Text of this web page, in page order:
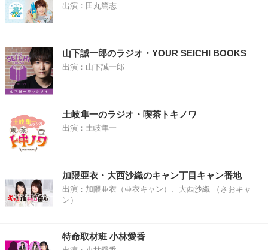
出演：田丸篤志
山下誠一郎のラジオ・YOUR SEICHI BOOKS
出演：山下誠一郎
土岐隼一のラジオ・喫茶トキノワ
出演：土岐隼一
加隈亜衣・大西沙織のキャン丁目キャン番地
出演：加隈亜衣（亜衣キャン）、大西沙織 （さおキャ
ン）
特命取材班 小林愛香